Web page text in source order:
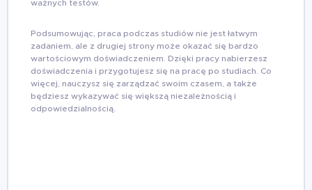
ważnych testów.
Podsumowując, praca podczas studiów nie jest łatwym
zadaniem, ale z drugiej strony może okazać się bardzo
wartościowym doświadczeniem. Dzięki pracy nabierzesz
doświadczenia i przygotujesz się na pracę po studiach. Co
więcej, nauczysz się zarządzać swoim czasem, a także
będziesz wykazywać się większą niezależnością i
odpowiedzialnością.